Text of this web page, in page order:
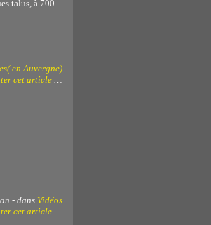
talus, à 700
en Auvergne)
cet article …
- dans Vidéos
cet article …